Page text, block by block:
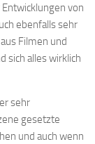
von
ebenfalls sehr
Filmen und
sich alles wirklich
sehr
gesetzte
und auch wenn